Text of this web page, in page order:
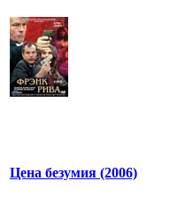
Цена безумия (2006)